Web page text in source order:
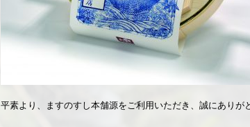
平素より、ますのすし本舗源をご利用いただき、誠にありが